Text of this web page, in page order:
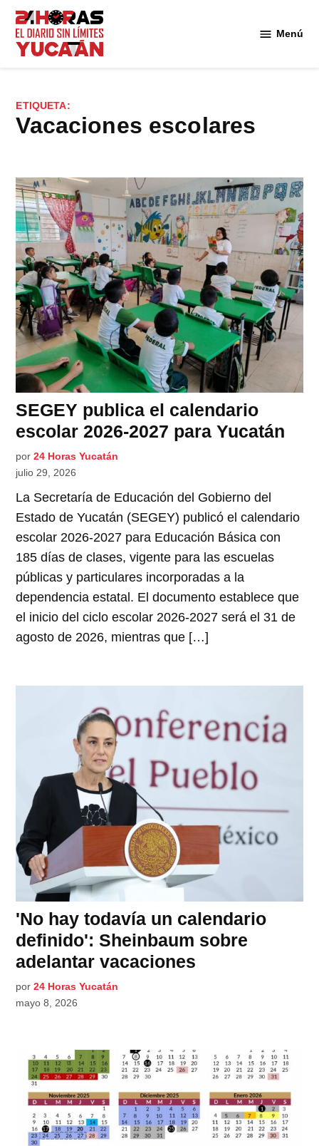
Saltar
contenido
Menú
ETIQUETA:
vacaciones escolares
SEGEY publica el calendario
escolar 2026-2027 para Yucatán
por 24 Horas Yucatán
julio 29, 2026
La Secretaría de Educación del Gobierno del
Estado de Yucatán (SEGEY) publicó el calendario
escolar 2026-2027 para Educación Básica con
185 días de clases, vigente para las escuelas
públicas y particulares incorporadas a la
dependencia estatal. El documento establece que
el inicio del ciclo escolar 2026-2027 será el 31 de
agosto de 2026, mientras que […]
'No hay todavía un calendario
definido': Sheinbaum sobre
adelantar vacaciones
por 24 Horas Yucatán
mayo 8, 2026